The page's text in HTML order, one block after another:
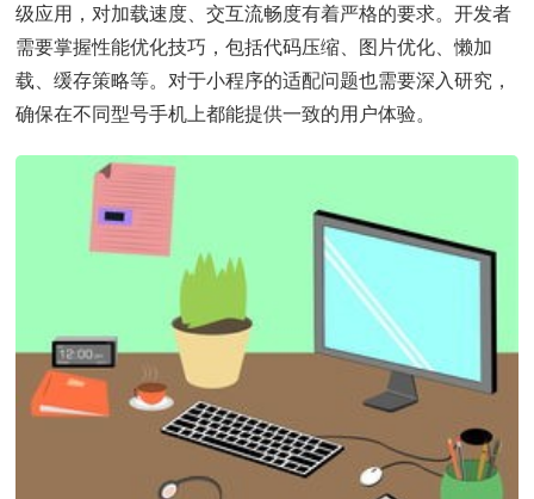
级应用，对加载速度、交互流畅度有着严格的要求。开发者
需要掌握性能优化技巧，包括代码压缩、图片优化、懒加
载、缓存策略等。对于小程序的适配问题也需要深入研究，
确保在不同型号手机上都能提供一致的用户体验。